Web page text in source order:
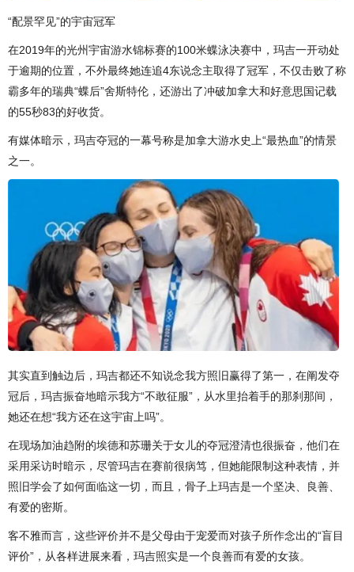
“配景罕见”的宇宙冠军
在2019年的光州宇宙游水锦标赛的100米蝶泳决赛中，玛吉一开动处
于逾期的位置，不外最终她连追4东说念主取得了冠军，不仅击败了称
霸多年的瑞典“蝶后”舍斯特伦，还游出了冲破加拿大和好意思国记载
的55秒83的好收货。
有媒体暗示，玛吉夺冠的一幕号称是加拿大游水史上“最热血”的情景
之一。
其实直到触边后，玛吉都还不知说念我方照旧赢得了第一，在阐发夺
冠后，玛吉振奋地暗示我方“不敢征服”，从水里抬着手的那刹那间，
她还在想“我方还在这宇宙上吗”。
在现场加油趋附的埃德和苏珊关于女儿的夺冠澄清也很振奋，他们在
采用采访时暗示，尽管玛吉在赛前很病笃，但她能限制这种表情，并
照旧学会了如何面临这一切，而且，骨子上玛吉是一个坚决、良善、
有爱的密斯。
客不雅而言，这些评价并不是父母由于宠爱而对孩子所作念出的“盲目
评价”，从各样进展来看，玛吉照实是一个良善而有爱的女孩。